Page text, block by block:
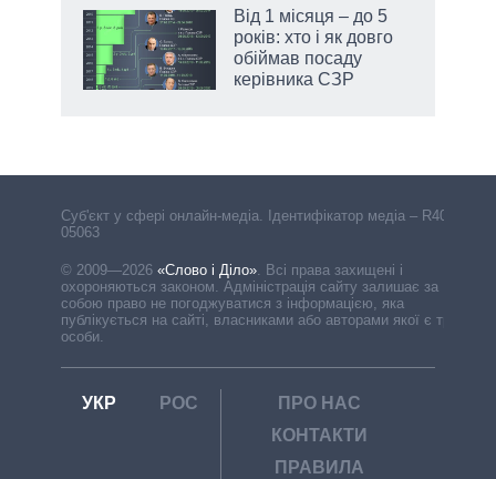
Від 1 місяця – до 5
років: хто і як довго
обіймав посаду
керівника СЗР
Cуб'єкт у сфері онлайн-медіа. Ідентифікатор медіа – R40-
05063
© 2009—2026 «Слово і Діло». Всі права захищені і
охороняються законом. Адміністрація сайту залишає за
собою право не погоджуватися з інформацією, яка
публікується на сайті, власниками або авторами якої є треті
особи.
УКР РОС
ПРО НАС
КОНТАКТИ
ПРАВИЛА